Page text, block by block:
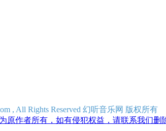
, All Rights Reserved 幻听音乐网 版权所有
原作者所有，如有侵犯权益，请联系我们删